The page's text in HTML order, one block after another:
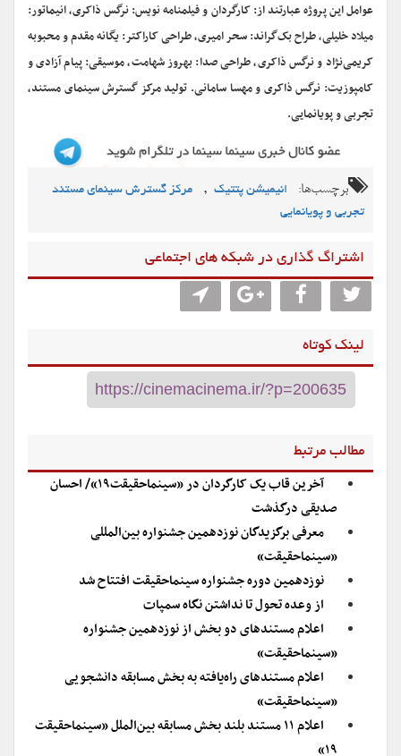
عوامل این پروژه عبارتند از: کارگردان و فیلمنامه نویس: نرگس ذاکری، انیماتور:
میلاد خلیلی، طراح بک‌گراند: سحر امیری، طراحی کاراکتر: یگانه مقدم و محبوبه
کریمی‌نژاد و نرگس ذاکری، طراحی صدا: بهروز شهامت، موسیقی: پیام آزادی و
کامپوزیت: نرگس ذاکری و مهسا سامانی. تولید مرکز گسترش سینمای مستند،
تجربی و پویانمایی.
برچسب‌ها: انیمیشن پتتیک ,
مرکز گسترش سینمای مستند
تجربی و پویانمایی
اشتراگ گذاری در شبکه های اجتماعی
لینک کوتاه
مطالب مرتبط
آخرین قاب یک کارگردان در «سینماحقیقت۱۹»/ احسان
صدیقی درگذشت
معرفی برگزیدگان نوزدهمین جشنواره بین‌المللی
«سینماحقیقت»
نوزدهمین دوره جشنواره سینماحقیقت افتتاح شد
از وعده تحول تا نداشتن نگاه سمپات
اعلام مستندهای دو بخش از نوزدهمین جشنواره
«سینماحقیقت»
اعلام مستندهای راه‌یافته به بخش مسابقه دانشجویی
«سینماحقیقت»
اعلام ۱۱ مستند بلند بخش مسابقه بین‎‌الملل «سینماحقیقت
۱۹»